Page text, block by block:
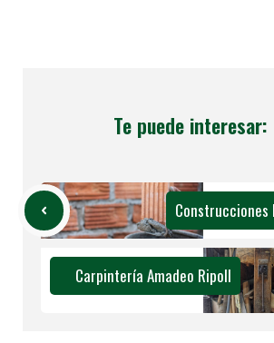
Te puede interesar:
Construcciones
Carpintería Amadeo Ripoll